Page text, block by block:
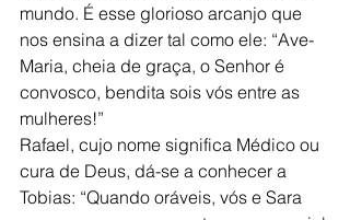
mundo. É esse glorioso arcanjo que
nos ensina a dizer tal como ele: “Ave-
Maria, cheia de graça, o Senhor é
convosco, bendita sois vós entre as
mulheres!”
Rafael, cujo nome significa Médico ou
cura de Deus, dá-se a conhecer a
Tobias: “Quando oráveis, vós e Sara